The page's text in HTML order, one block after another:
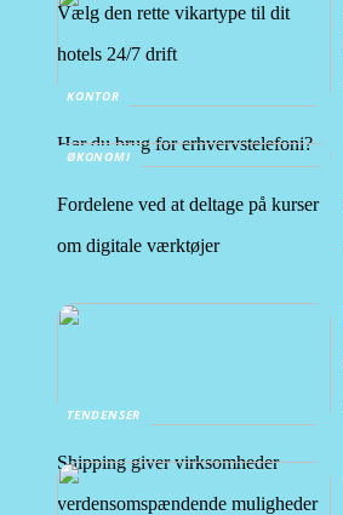
Vælg den rette vikartype til dit
hotels 24/7 drift
KONTOR
Har du brug for erhvervstelefoni?
ØKONOMI
Fordelene ved at deltage på kurser
om digitale værktøjer
TENDENSER
Shipping giver virksomheder
verdensomspændende muligheder